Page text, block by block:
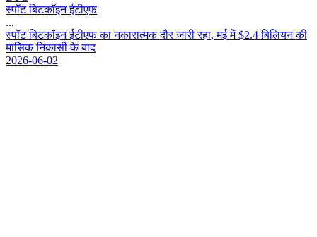
स्पॉट बिटकॉइन ईटीएफ
...
सपट बटकइन ईटएफ क नकरतमक दर जर रह, मई म $2.4 बलयन क
मसक नकस क बद
2026-06-02